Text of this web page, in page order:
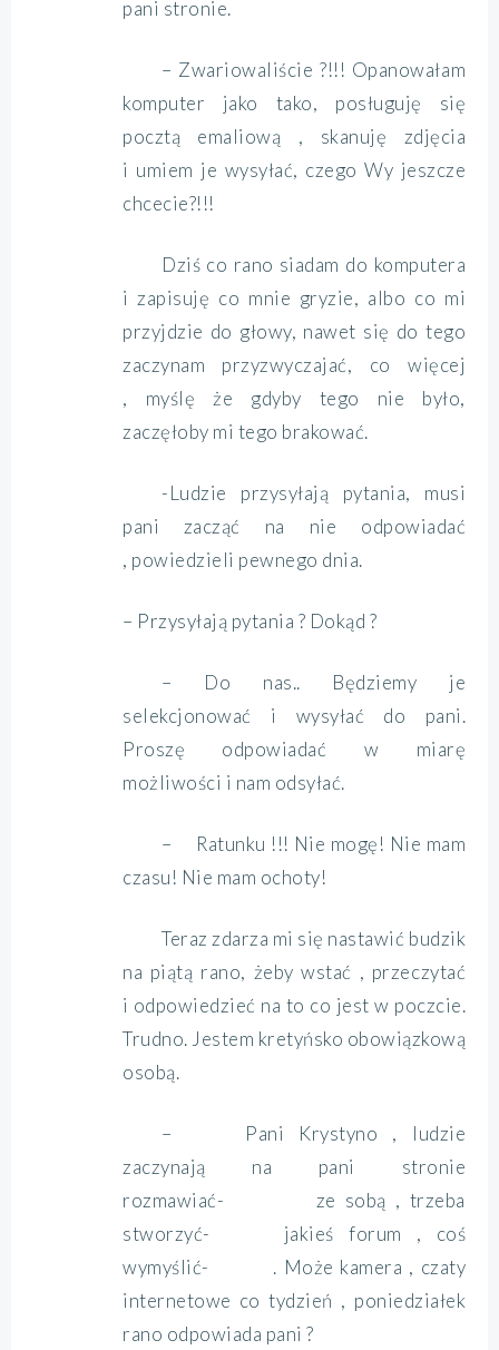
pani stronie.
– Zwariowaliście ?!!! Opanowałam
komputer jako tako, posługuję się
pocztą emaliową , skanuję zdjęcia
i umiem je wysyłać, czego Wy jeszcze
chcecie?!!!
Dziś co rano siadam do komputera
i zapisuję co mnie gryzie, albo co mi
przyjdzie do głowy, nawet się do tego
zaczynam przyzwyczajać, co więcej
, myślę że gdyby tego nie było,
zaczęłoby mi tego brakować.
-Ludzie przysyłają pytania, musi
pani zacząć na nie odpowiadać
, powiedzieli pewnego dnia.
– Przysyłają pytania ? Dokąd ?
– Do nas.. Będziemy je
selekcjonować i wysyłać do pani.
Proszę odpowiadać w miarę
możliwości i nam odsyłać.
– Ratunku !!! Nie mogę! Nie mam
czasu! Nie mam ochoty!
Teraz zdarza mi się nastawić budzik
na piątą rano, żeby wstać , przeczytać
i odpowiedzieć na to co jest w poczcie.
Trudno. Jestem kretyńsko obowiązkową
osobą.
– Pani Krystyno , ludzie
zaczynają na pani stronie
rozmawiać- ze sobą , trzeba
stworzyć- jakieś forum , coś
wymyślić- . Może kamera , czaty
internetowe co tydzień , poniedziałek
rano odpowiada pani ?